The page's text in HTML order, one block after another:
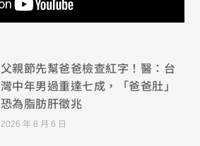
父親節先幫爸爸檢查紅字！醫：台
灣中年男過重達七成，「爸爸肚」
恐為脂肪肝徵兆
2026 年 8 月 6 日